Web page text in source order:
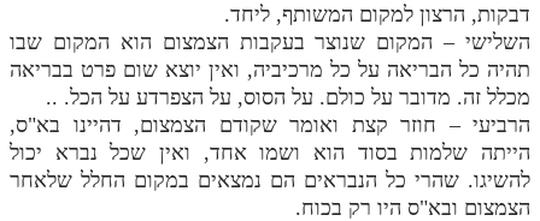
תלמוד עשר הספירות חלק יג
תלמוד עשר הספירות חלק יד
תלמוד עשר הספירות חלק טו
תלמוד עשר הספירות חלק טז
בית שער הכוונות
דבקות, הרצון למקום המשותף, ליחד.
השלישי – המקום שנוצר בעקבות הצמצום הוא המקום שבו
תהיה כל הבריאה על כל מרכיביה, ואין יוצא שום פרט בבריאה
מכלל זה. מדובר על כולם. על הסוס, על הצפרדע על הכל. ..
הרביעי – חוזר קצת ואומר שקודם הצמצום, דהיינו בא"ס,
הייתה שלמות בסוד הוא ושמו אחד, ואין שכל נברא יכול
להשיגו. שהרי כל הנבראים הם נמצאים במקום החלל שלאחר
הצמצום ובא"ס היו רק בכוח.